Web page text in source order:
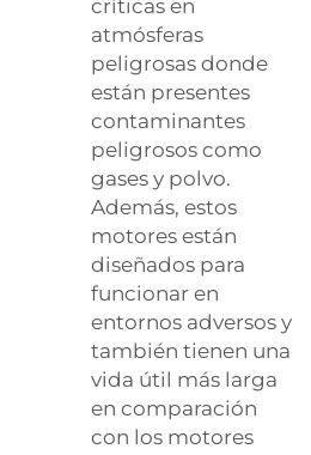
críticas en
atmósferas
peligrosas donde
están presentes
contaminantes
peligrosos como
gases y polvo.
Además, estos
motores están
diseñados para
funcionar en
entornos adversos y
también tienen una
vida útil más larga
en comparación
con los motores